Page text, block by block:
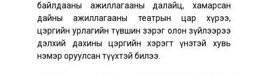
байлдааны ажиллагааны далайц, хамарсан
дайны ажиллагааны театрын цар хүрээ,
цэргийн урлагийн түвшин зэрэг олон зүйлээрээ
дэлхий дахины цэргийн хэрэгт үнэтэй хувь
нэмэр оруулсан түүхтэй билээ.